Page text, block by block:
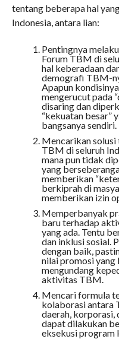
tentang beberapa hal
Indonesia, antara lian:
Pentingnya
Forum TBM di
hal keberadaan
demografi TBM-
Apapun
mengerucut pada
disaring dan
“kekuatan besar”
bangsanya sendiri.
Mencarikan
TBM di seluruh
mana pun tidak
yang
memberikan
berkiprah di
memberikan izin
Memperbanyak
baru terhadap
yang ada. Tentu
dan inklusi sosial.
dengan baik,
nilai promosi yang
mengundang
aktivitas TBM.
Mencari formula
kolaborasi antara
daerah, korporasi,
dapat dilakukan
eksekusi program